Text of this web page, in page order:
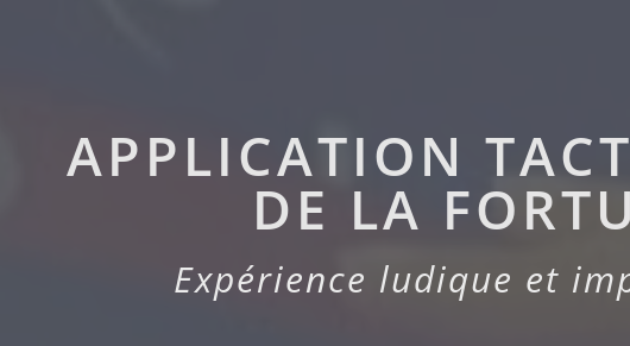
APPLICATION
DE LA
Expérience ludique et